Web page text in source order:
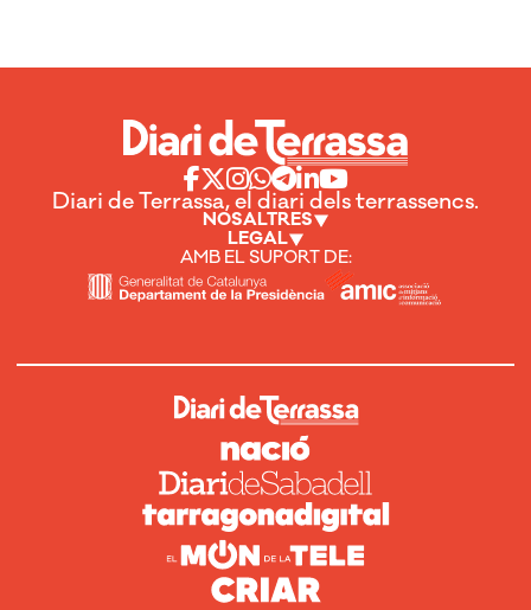
Diari de Terrassa, el diari dels terrassencs.
NOSALTRES
LEGAL
AMB EL SUPORT DE: